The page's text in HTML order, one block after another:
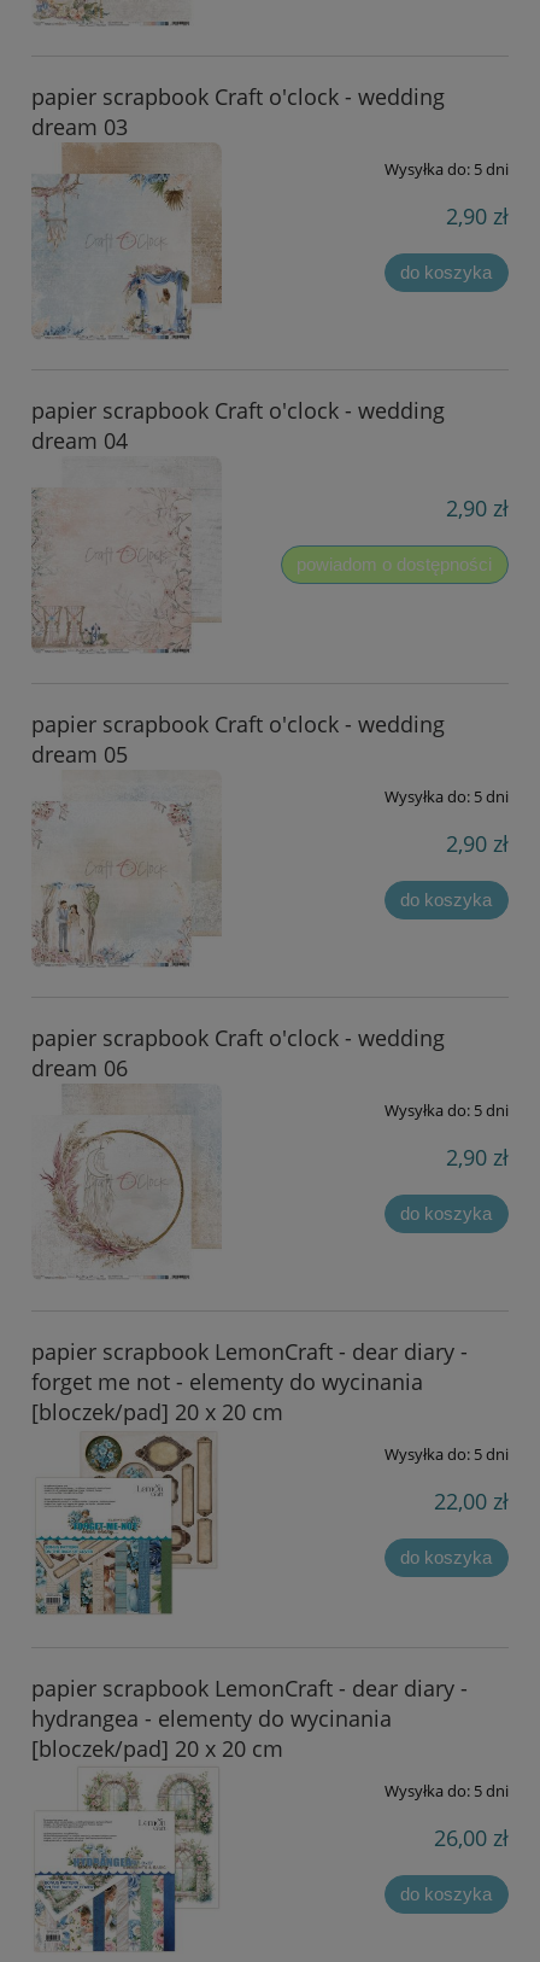
papier scrapbook Craft o'clock - wedding
dream 03
Wysyłka do: 5 dni
2,90 zł
do koszyka
papier scrapbook Craft o'clock - wedding
dream 04
2,90 zł
powiadom o dostępności
papier scrapbook Craft o'clock - wedding
dream 05
Wysyłka do: 5 dni
2,90 zł
do koszyka
papier scrapbook Craft o'clock - wedding
dream 06
Wysyłka do: 5 dni
2,90 zł
do koszyka
papier scrapbook LemonCraft - dear diary -
forget me not - elementy do wycinania
[bloczek/pad] 20 x 20 cm
Wysyłka do: 5 dni
22,00 zł
do koszyka
papier scrapbook LemonCraft - dear diary -
hydrangea - elementy do wycinania
[bloczek/pad] 20 x 20 cm
Wysyłka do: 5 dni
26,00 zł
do koszyka